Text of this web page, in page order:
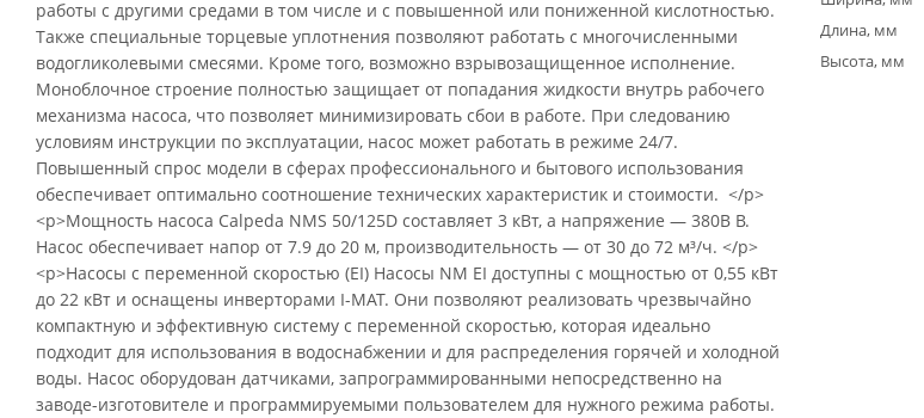
работы с другими средами в том числе и с повышенной или пониженной кислотностью.
Также специальные торцевые уплотнения позволяют работать с многочисленными
водогликолевыми смесями. Кроме того, возможно взрывозащищенное исполнение.
Моноблочное строение полностью защищает от попадания жидкости внутрь рабочего
механизма насоса, что позволяет минимизировать сбои в работе. При следованию
условиям инструкции по эксплуатации, насос может работать в режиме 24/7.
Повышенный спрос модели в сферах профессионального и бытового использования
обеспечивает оптимально соотношение технических характеристик и стоимости. </p>
<p>Мощность насоса Calpeda NMS 50/125D составляет 3 кВт, а напряжение — 380В В.
Насос обеспечивает напор от 7.9 до 20 м, производительность — от 30 до 72 м³/ч. </p>
<p>Насосы с переменной скоростью (EI) Насосы NM EI доступны с мощностью от 0,55 кВт
до 22 кВт и оснащены инверторами I-MAT. Они позволяют реализовать чрезвычайно
компактную и эффективную систему с переменной скоростью, которая идеально
подходит для использования в водоснабжении и для распределения горячей и холодной
воды. Насос оборудован датчиками, запрограммированными непосредственно на
заводе-изготовителе и программируемыми пользователем для нужного режима работы.
Длина, мм
Высота, мм